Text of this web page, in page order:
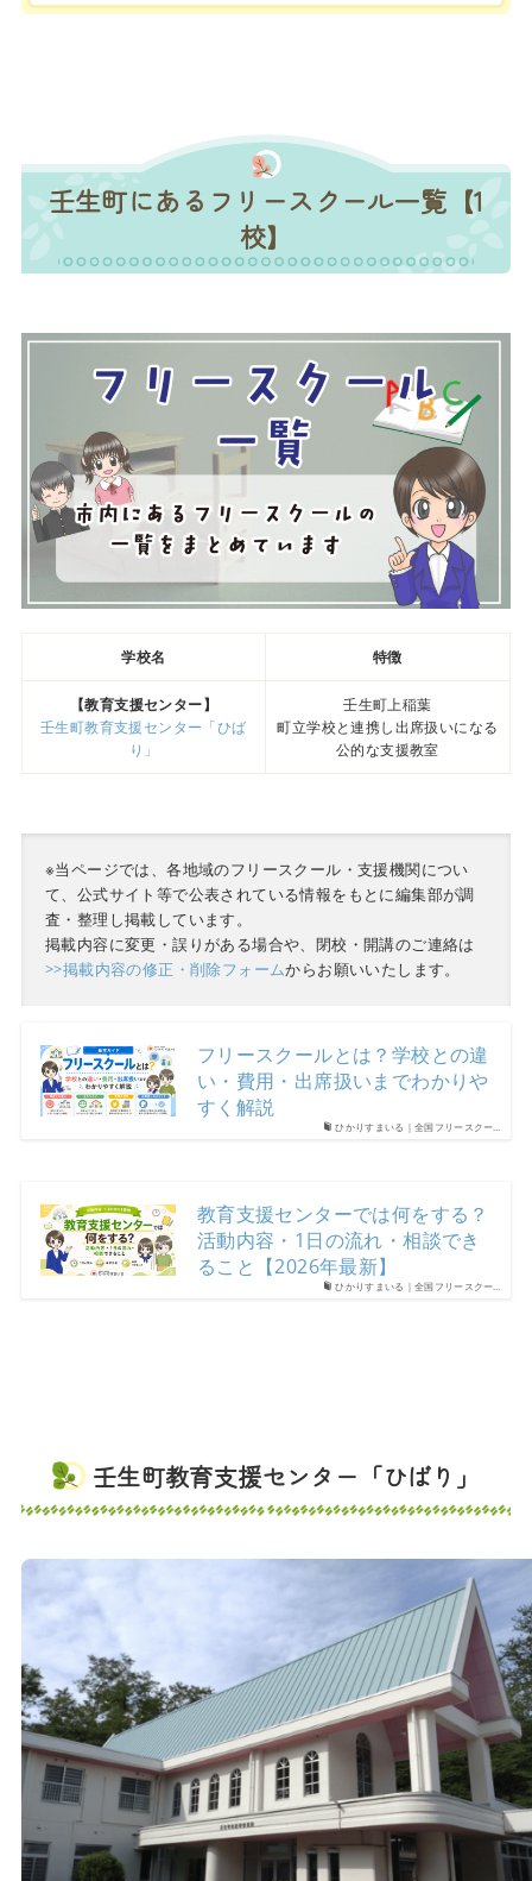
壬生町にあるフリースクール一覧【1
校】
学校名 特徴
【教育支援センター】
壬生町教育支援センター「ひば
り」
壬生町上稲葉
町立学校と連携し出席扱いになる
公的な支援教室
※当ページでは、各地域のフリースクール・支援機関につい
て、公式サイト等で公表されている情報をもとに編集部が調
査・整理し掲載しています。
掲載内容に変更・誤りがある場合や、閉校・開講のご連絡は
>>掲載内容の修正・削除フォームからお願いいたします。
ひかりすまいる｜全国フリースクー…
フリースクールとは？学校との違
い・費用・出席扱いまでわかりや
すく解説
ひかりすまいる｜全国フリースクー…
教育支援センターでは何をする？
活動内容・1日の流れ・相談でき
ること【2026年最新】
壬生町教育支援センター「ひばり」